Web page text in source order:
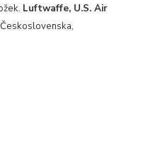
Luftwaffe, U.S. Air